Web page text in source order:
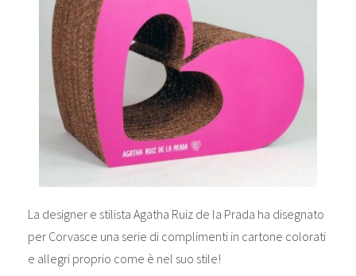
La designer e stilista Agatha Ruiz de la Prada ha disegnato
per Corvasce una serie di complimenti in cartone colorati
e allegri proprio come è nel suo stile!